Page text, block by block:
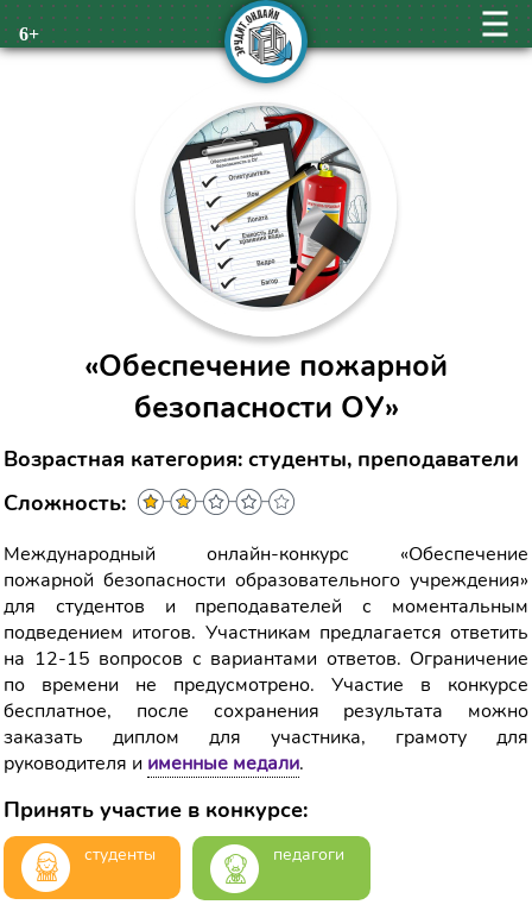
6+
«Обеспечение пожарной
безопасности ОУ»
Возрастная категория: студенты, преподаватели
Сложность:
Международный онлайн-конкурс «Обеспечение
пожарной безопасности образовательного учреждения»
для студентов и преподавателей с моментальным
подведением итогов. Участникам предлагается ответить
на 12-15 вопросов с вариантами ответов. Ограничение
по времени не предусмотрено. Участие в конкурсе
бесплатное, после сохранения результата можно
заказать диплом для участника, грамоту для
руководителя и именные медали.
Принять участие в конкурсе:
студенты педагоги